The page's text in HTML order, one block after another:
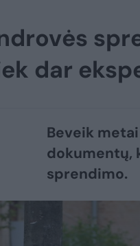
dar
Beveik
dokumentų,
sprendimo.